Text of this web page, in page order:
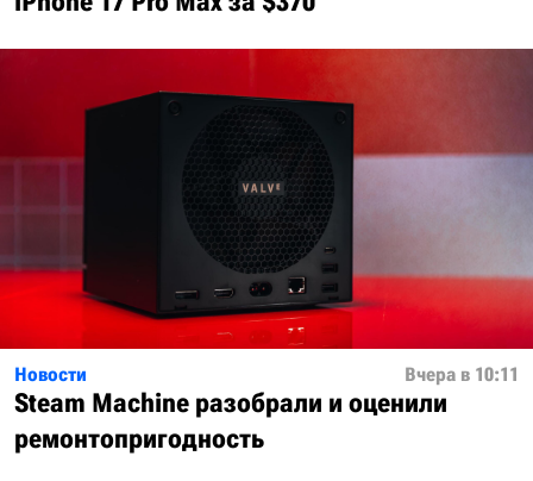
Новости Вчера в 10:11
Steam Machine разобрали и оценили
ремонтопригодность